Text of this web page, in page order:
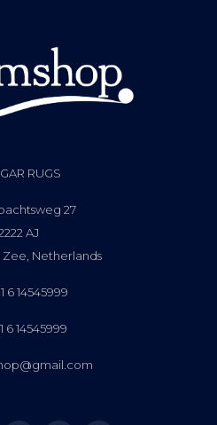
RUGS
27
AJ
Zee, Netherlands
6 14545999
6 14545999